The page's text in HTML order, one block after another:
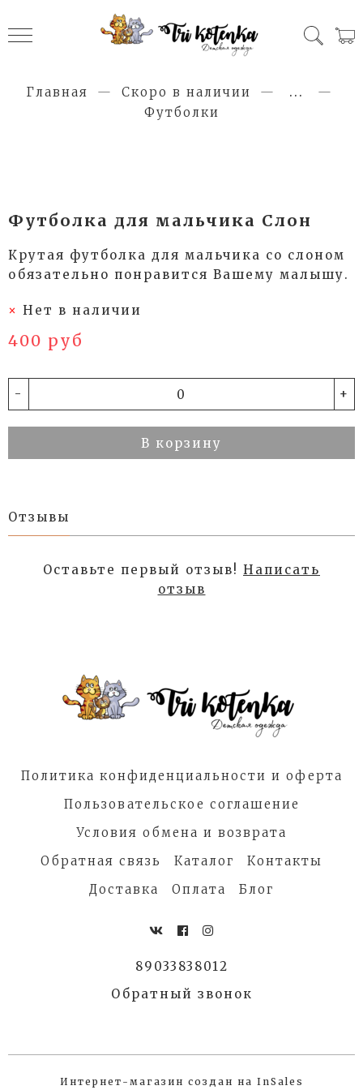
Главная Скоро в наличии
...
Футболки
Футболка для мальчика Слон
Крутая футболка для мальчика со слоном
обязательно понравится Вашему малышу.
Нет в наличии
400 руб
- +
В корзину
Отзывы
Оставьте первый отзыв! Написать
отзыв
Политика конфиденциальности и оферта
Пользовательское соглашение
Условия обмена и возврата
Обратная связь
Каталог
Контакты
Доставка
Оплата Блог
89033838012
Обратный звонок
Интернет-магазин создан на InSales